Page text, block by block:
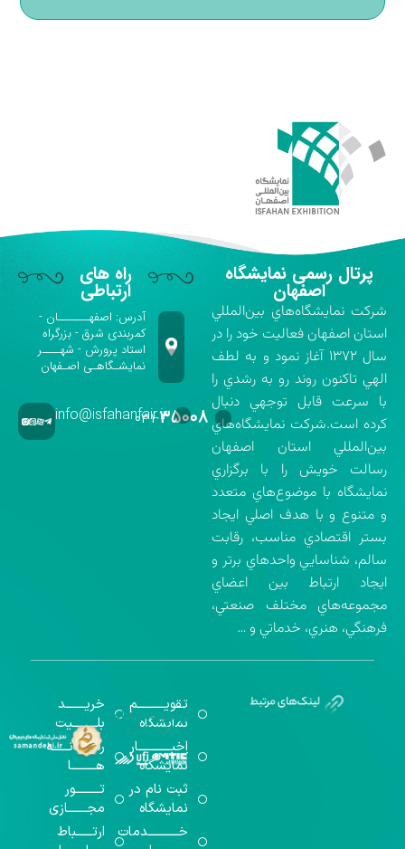
پرتال رسمی نمایشگاه
اصفهان
شركت نمايشگاه‌هاي بين‌المللي
استان اصفهان فعاليت خود را در
سال ۱۳۷۲ آغاز نمود و به لطف
الهي تاكنون روند رو به رشدي را
با سرعت قابل توجهي دنبال
كرده است.شركت نمايشگاه‌هاي
بين‌المللي استان اصفهان
رسالت خويش را با برگزاري
نمايشگاه با موضوع‌هاي متعدد
و متنوع و با هدف اصلي ايجاد
بستر اقتصادي مناسب، رقابت
سالم، شناسايي واحدهاي برتر و
ايجاد ارتباط بين اعضاي
مجموعه‌هاي مختلف صنعتي،
فرهنگي، هنري، خدماتي و …
راه های
ارتباطی
آدرس: اصفهـــــــان -
کمربندی شرق - بزرگراه
استاد پرورش - شهــــر
نمایشـگاهـی اصـفهان
۰۳۱-۳۵۰۰۸info@isfahanfair.ir
تقویــــــــــم
نمایشگاه
اخبــــــــــــار
نمایشگاه
ثبت نام در
نمایشگاه
خـــــــــــدمات
خریـــــــد
بلـــــــــیت
رســـــانــــــه
هـــــــــا
تـــــــــور
مجـــــــازی
ارتــــــباط
گواهینامه‌های
اخذ شده